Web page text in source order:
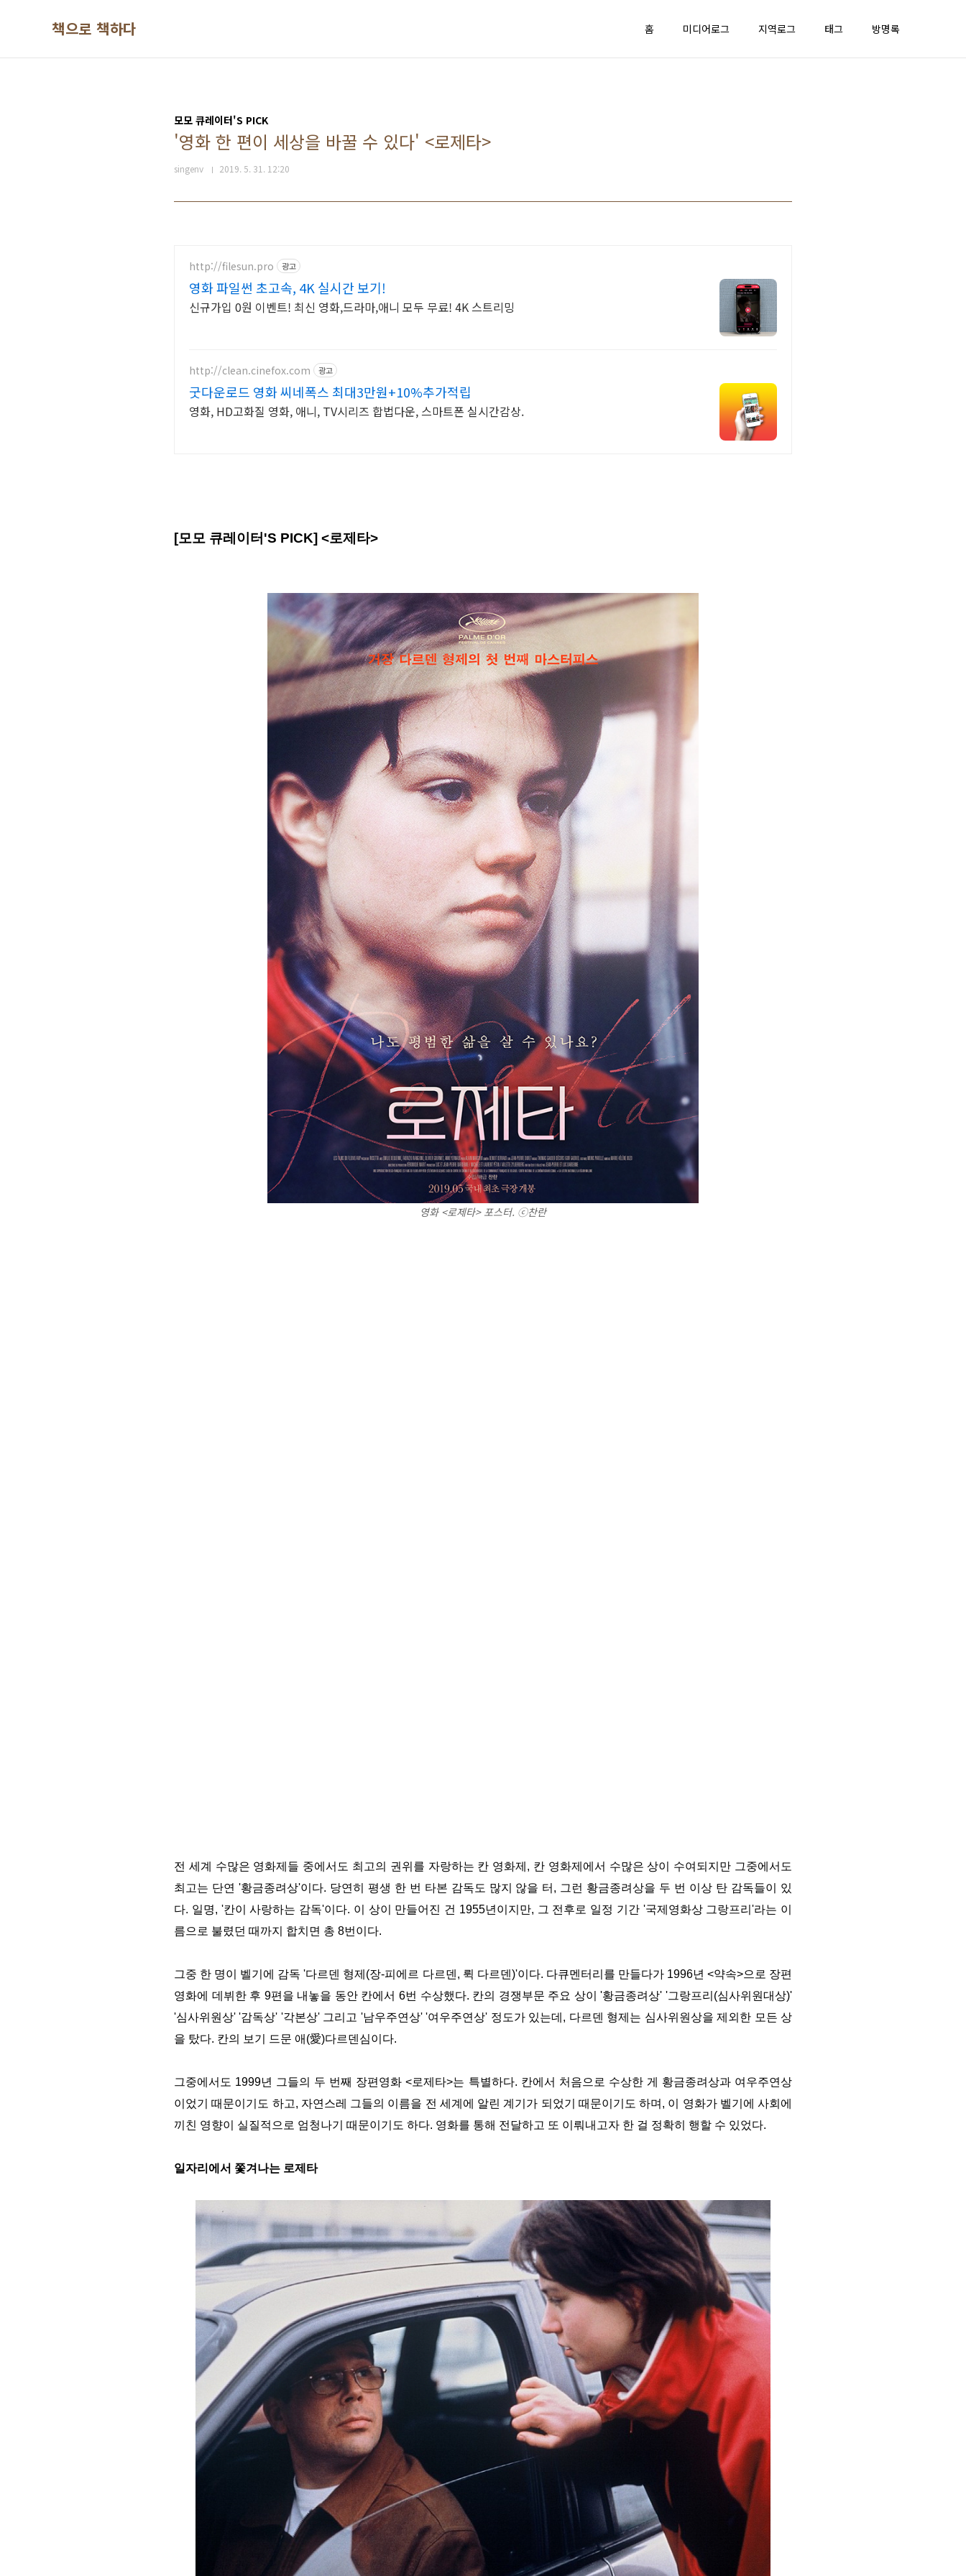
책으로 책하다 홈 미디어로그 지역로그 태그 방명록
모모 큐레이터'S PICK
'영화 한 편이 세상을 바꿀 수 있다' <로제타>
singenv 2019. 5. 31. 12:20
http://filesun.pro 광고
영화 파일썬 초고속, 4K 실시간 보기!
신규가입 0원 이벤트! 최신 영화,드라마,애니 모두 무료! 4K 스트리밍
http://clean.cinefox.com 광고
굿다운로드 영화 씨네폭스 최대3만원+10%추가적립
영화, HD고화질 영화, 애니, TV시리즈 합법다운, 스마트폰 실시간감상.
[모모 큐레이터 'S PICK] <로제타>
영화 <로제타> 포스터. ⓒ 찬란
전 세계 수많은 영화제들 중에서도 최고의 권위를 자랑하는 칸 영화제 , 칸 영화제에서 수많은 상이 수여되지만 그중에서도
최고는 단연 '황금종려상'이다. 당연히 평생 한 번 타본 감독도 많지 않을 터 , 그런 황금종려상을 두 번 이상 탄 감독들이 있
다. 일명, '칸이 사랑하는 감독'이다. 이 상이 만들어진 건 1955년이지만, 그 전후로 일정 기간 '국제영화상 그랑프리'라는 이
름으로 불렸던 때까지 합치면 총 8번이다.
그중 한 명이 벨기에 감독'다르덴 형제 (장-피에르 다르덴 , 뤽 다르덴 )'이다. 다큐멘터리를 만들다가 1996년 <약속>으로 장편
영화에 데뷔한 후 9편을 내놓을 동안 칸에서6번 수상했다. 칸의 경쟁부문 주요 상이'황금종려상' '그랑프리 (심사위원대상)'
'심사위원상' '감독상' '각본상' 그리고 '남우주연상' '여우주연상' 정도가 있는데 , 다르덴 형제는 심사위원상을 제외한 모든 상
을 탔다. 칸의 보기 드문 애 (愛)다르덴심이다.
그중에서도 1999년 그들의 두 번째 장편영화<로제타>는 특별하다. 칸에서 처음으로 수상한 게 황금종려상과 여우주연상
이었기 때문이기도 하고, 자연스레 그들의 이름을 전 세계에 알린 계기가 되었기 때문이기도 하며 , 이 영화가 벨기에 사회에
끼친 영향이 실질적으로 엄청나기 때문이기도 하다. 영화를 통해 전달하고 또 이뤄내고자 한 걸 정확히 행할 수 있었다.
일자리에서 쫓겨나는 로제타